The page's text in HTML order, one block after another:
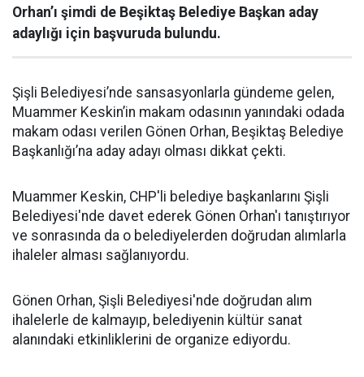
Orhan’ı şimdi de Beşiktaş Belediye Başkan aday
adaylığı için başvuruda bulundu.
Şişli Belediyesi’nde sansasyonlarla gündeme gelen,
Muammer Keskin’in makam odasının yanındaki odada
makam odası verilen Gönen Orhan, Beşiktaş Belediye
Başkanlığı’na aday adayı olması dikkat çekti.
Muammer Keskin, CHP'li belediye başkanlarını Şişli
Belediyesi'nde davet ederek Gönen Orhan'ı tanıştırıyor
ve sonrasında da o belediyelerden doğrudan alımlarla
ihaleler alması sağlanıyordu.
Gönen Orhan, Şişli Belediyesi'nde doğrudan alım
ihalelerle de kalmayıp, belediyenin kültür sanat
alanındaki etkinliklerini de organize ediyordu.